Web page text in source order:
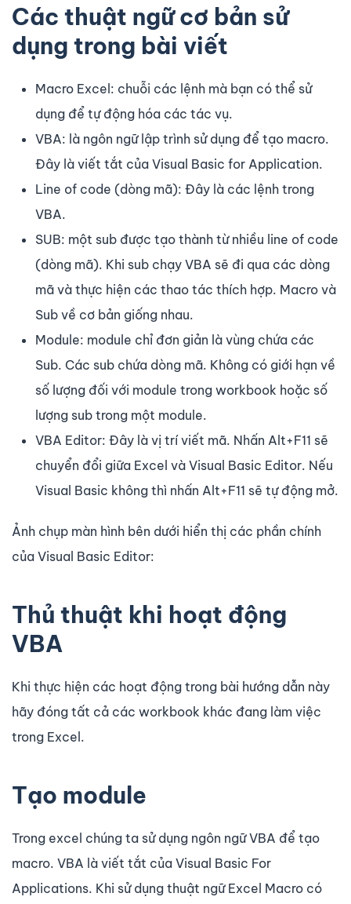
Các thuật ngữ cơ bản sử
dụng trong bài viết
Macro Excel: chuỗi các lệnh mà bạn có thể sử
dụng để tự động hóa các tác vụ.
VBA: là ngôn ngữ lập trình sử dụng để tạo macro.
Đây là viết tắt của Visual Basic for Application.
Line of code (dòng mã): Đây là các lệnh trong
VBA.
SUB: một sub được tạo thành từ nhiều line of code
(dòng mã). Khi sub chạy VBA sẽ đi qua các dòng
mã và thực hiện các thao tác thích hợp. Macro và
Sub về cơ bản giống nhau.
Module: module chỉ đơn giản là vùng chứa các
Sub. Các sub chứa dòng mã. Không có giới hạn về
số lượng đối với module trong workbook hoặc số
lượng sub trong một module.
VBA Editor: Đây là vị trí viết mã. Nhấn Alt+F11 sẽ
chuyển đổi giữa Excel và Visual Basic Editor. Nếu
Visual Basic không thì nhấn Alt+F11 sẽ tự động mở.
Ảnh chụp màn hình bên dưới hiển thị các phần chính
của Visual Basic Editor:
Thủ thuật khi hoạt động
VBA
Khi thực hiện các hoạt động trong bài hướng dẫn này
hãy đóng tất cả các workbook khác đang làm việc
trong Excel.
Tạo module
Trong excel chúng ta sử dụng ngôn ngữ VBA để tạo
macro. VBA là viết tắt của Visual Basic For
Applications. Khi sử dụng thuật ngữ Excel Macro có